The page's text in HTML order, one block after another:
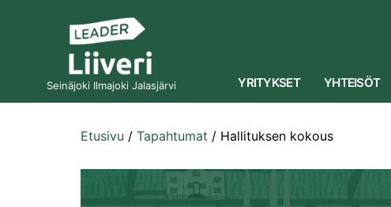
Seinäjoki Ilmajoki Jalasjärvi YRITYKSET YHTEISÖT
Etusivu / Tapahtumat / Hallituksen kokous